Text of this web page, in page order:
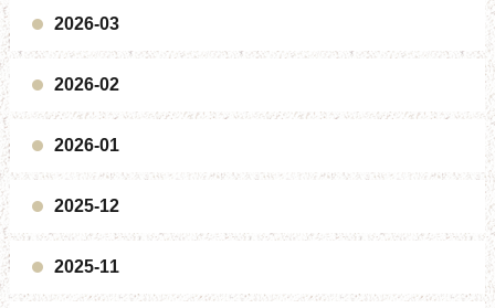
2026-03
2026-02
2026-01
2025-12
2025-11